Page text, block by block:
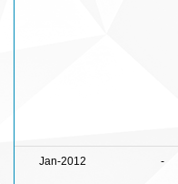
Jan-2012 -